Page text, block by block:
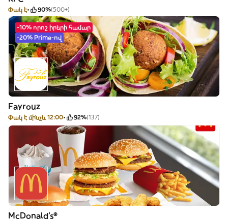
Փակ է 90%(500+)
-10% որոշ իրերի համար
-20% Prime-ով
Fayrouz
Փակ է մինչև 12:00 92%(137)
McDonald's®